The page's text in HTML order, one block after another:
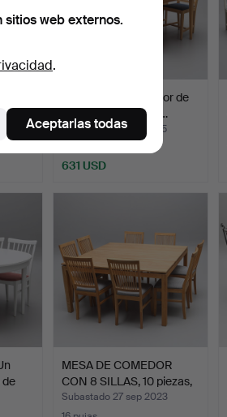
Un grupo de comedor de
abedul de 8 piezas,…
Subastado 29 abr 2025
631 USD
MESA DE COMEDOR
CON 8 SILLAS, 10 piezas,
r…
Subastado 27 sep 2023
web externos.
.
Aceptarlas todas